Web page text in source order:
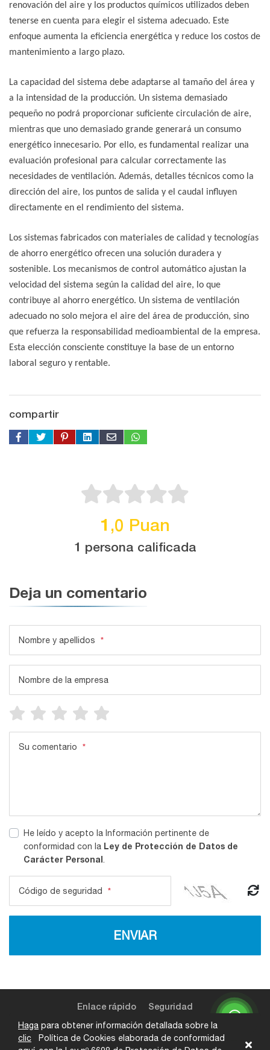
renovación del aire y los productos químicos utilizados deben
tenerse en cuenta para elegir el sistema adecuado. Este
enfoque aumenta la eficiencia energética y reduce los costos de
mantenimiento a largo plazo.
La capacidad del sistema debe adaptarse al tamaño del área y
a la intensidad de la producción. Un sistema demasiado
pequeño no podrá proporcionar suficiente circulación de aire,
mientras que uno demasiado grande generará un consumo
energético innecesario. Por ello, es fundamental realizar una
evaluación profesional para calcular correctamente las
necesidades de ventilación. Además, detalles técnicos como la
dirección del aire, los puntos de salida y el caudal influyen
directamente en el rendimiento del sistema.
Los sistemas fabricados con materiales de calidad y tecnologías
de ahorro energético ofrecen una solución duradera y
sostenible. Los mecanismos de control automático ajustan la
velocidad del sistema según la calidad del aire, lo que
contribuye al ahorro energético. Un sistema de ventilación
adecuado no solo mejora el aire del área de producción, sino
que refuerza la responsabilidad medioambiental de la empresa.
Esta elección consciente constituye la base de un entorno
laboral seguro y rentable.
compartir
1,0 Puan
1 persona calificada
Deja un comentario
Nombre y apellidos *
Nombre de la empresa
Su comentario *
He leído y acepto la Información pertinente de
conformidad con la Ley de Protección de Datos de
Carácter Personal
Código de seguridad *
ENVIAR
Enlace rápido Seguridad
Haga
clic
para obtener información detallada sobre la
Política de Cookies elaborada de conformidad